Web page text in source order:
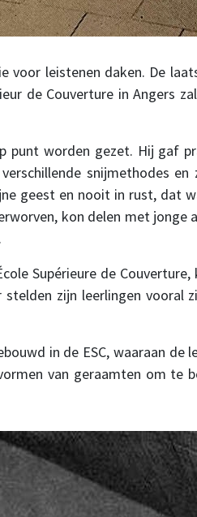
leistenen daken. De
de Couverture in Angers
punt worden gezet. Hij gaf
snijmethodes en
geest en nooit in rust, dat
kon delen met jonge
Supérieure de Couverture,
zijn leerlingen vooral
in de ESC, waaraan de
van geraamten om te